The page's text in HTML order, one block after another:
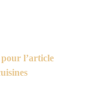
pour l’article